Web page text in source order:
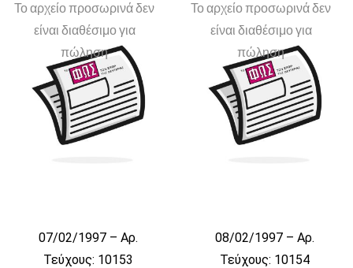
Το αρχείο προσωρινά δεν
είναι διαθέσιμο για
πώληση
07/02/1997 – Αρ.
Τεύχους: 10153
Το αρχείο προσωρινά δεν
είναι διαθέσιμο για
πώληση
08/02/1997 – Αρ.
Τεύχους: 10154